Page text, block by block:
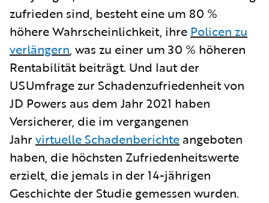
zufrieden sind, besteht eine um 80 %
höhere Wahrscheinlichkeit, ihre Policen zu
verlängern, was zu einer um 30 % höheren
Rentabilität beiträgt. Und laut der
USUmfrage zur Schadenzufriedenheit von
JD Powers aus dem Jahr 2021 haben
Versicherer, die im vergangenen
Jahrvirtuelle Schadenberichte angeboten
haben, die höchsten Zufriedenheitswerte
erzielt, die jemals in der 14-jährigen
Geschichte der Studie gemessen wurden.